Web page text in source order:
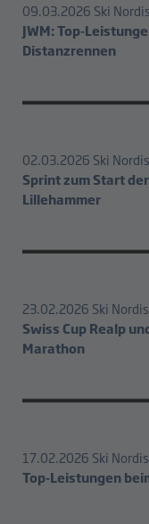
09.03.2026 Ski
JWM: Top-
Distanzrennen
02.03.2026 Ski
Sprint zum Start
Lillehammer
23.02.2026 Ski
Swiss Cup Realp
Marathon
17.02.2026 Ski
Top-Leistungen